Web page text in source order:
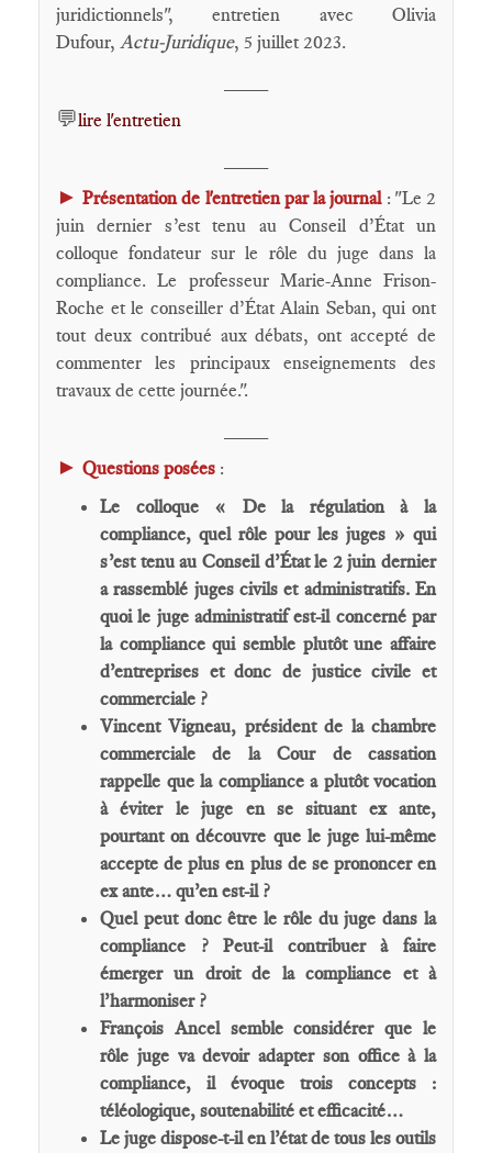
juridictionnels", entretien avec Olivia
Dufour, Actu-Juridique, 5 juillet 2023.
💬lire l'entretien
►Présentation de l'entretien par la journal: "Le 2
juin dernier s’est tenu au Conseil d’État un
colloque fondateur sur le rôle du juge dans la
compliance. Le professeur Marie-Anne Frison-
Roche et le conseiller d’État Alain Seban, qui ont
tout deux contribué aux débats, ont accepté de
commenter les principaux enseignements des
travaux de cette journée.".
► Questions posées :
Le colloque « De la régulation à la
compliance, quel rôle pour les juges » qui
s’est tenu au Conseil d’État le 2 juin dernier
a rassemblé juges civils et administratifs. En
quoi le juge administratif est-il concerné par
la compliance qui semble plutôt une affaire
d’entreprises et donc de justice civile et
commerciale ?
Vincent Vigneau, président de la chambre
commerciale de la Cour de cassation
rappelle que la compliance a plutôt vocation
à éviter le juge en se situant ex ante,
pourtant on découvre que le juge lui-même
accepte de plus en plus de se prononcer en
ex ante… qu’en est-il ?
Quel peut donc être le rôle du juge dans la
compliance ? Peut-il contribuer à faire
émerger un droit de la compliance et à
l’harmoniser ?
François Ancel semble considérer que le
rôle juge va devoir adapter son office à la
compliance, il évoque trois concepts :
téléologique, soutenabilité et efficacité…
Le juge dispose-t-il en l’état de tous les outils